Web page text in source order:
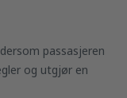
passasjeren
og utgjør en